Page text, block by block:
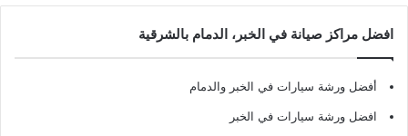
افضل مراكز صيانة في الخبر، الدمام بالشرقية
أفضل ورشة سيارات في الخبر والدمام
افضل ورشة سيارات في الخبر